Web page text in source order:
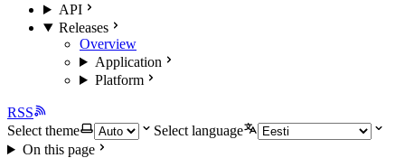
API
Releases
Overview
Application
Platform
RSS
Select theme
Select language
On this page